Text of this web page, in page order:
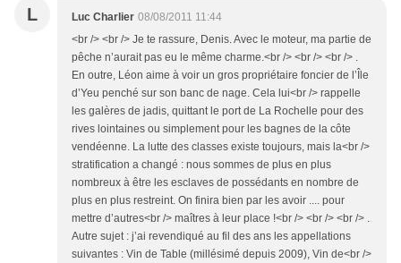
L Luc Charlier 08/08/2011 11:44
<br /> <br /> Je te rassure, Denis. Avec le moteur, ma partie de
pêche n’aurait pas eu le même charme.<br /> <br /> <br /> .
En outre, Léon aime à voir un gros propriétaire foncier de l’Île
d’Yeu penché sur son banc de nage. Cela lui<br /> rappelle
les galères de jadis, quittant le port de La Rochelle pour des
rives lointaines ou simplement pour les bagnes de la côte
vendéenne. La lutte des classes existe toujours, mais la<br />
stratification a changé : nous sommes de plus en plus
nombreux à être les esclaves de possédants en nombre de
plus en plus restreint. On finira bien par les avoir .... pour
mettre d’autres<br /> maîtres à leur place !<br /> <br /> <br /> .
Autre sujet : j’ai revendiqué au fil des ans les appellations
suivantes : Vin de Table (millésimé depuis 2009), Vin de<br />